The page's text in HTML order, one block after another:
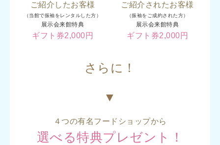
ご紹介したお客様
（当館で振袖をレンタルした方）
展示会来館特典
ギフト券2,000円
ご紹介されたお客様
（振袖をご成約された方）
展示会来館特典
ギフト券2,000円
さらに！
▼
４つの有名フードショップから
選べる特典プレゼント！